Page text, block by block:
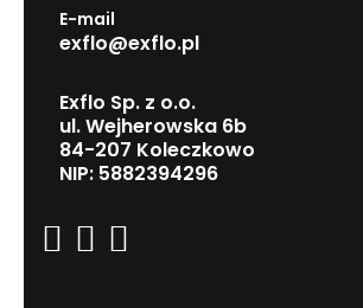
E-mail
exflo@exflo.pl
Exflo Sp. z o.o.
ul. Wejherowska 6b
84-207 Koleczkowo
NIP: 5882394296